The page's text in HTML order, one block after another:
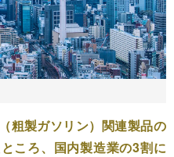
粗製ガソリン）関連製品の
ころ、国内製造業の3割に